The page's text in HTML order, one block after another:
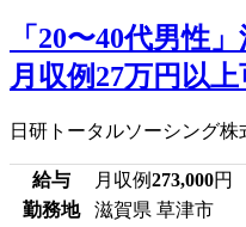
「20〜40代男性
月収例27万円以
日研トータルソーシング株
給与 月収例273,000円
勤務地
滋賀県 草津市